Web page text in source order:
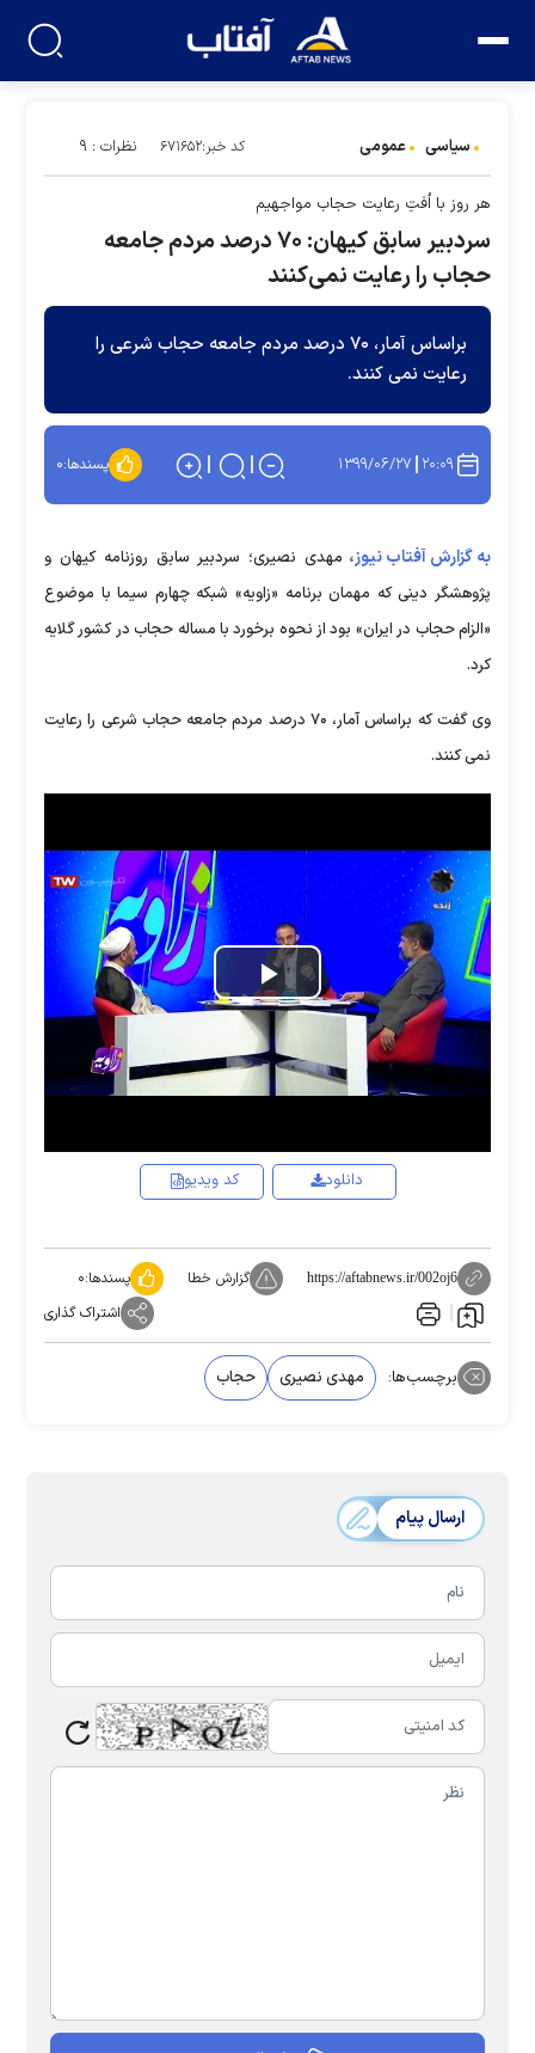
سیاسی عمومی کد خبر:۶۷۱۶۵۲ نظرات : ۹
هر روز با اُفتِ رعایت حجاب مواجهیم
سردبیر سابق کیهان: ۷۰ درصد مردم جامعه
حجاب را رعایت نمی‌کنند
براساس آمار، ۷۰ درصد مردم جامعه حجاب شرعی را
رعایت نمی کنند.
۲۰:۰۹ ۱۳۹۹/۰۶/۲۷ پسندها:۰
به گزارش آفتاب نیوز، مهدی نصیری؛ سردبیر سابق روزنامه کیهان و
پژوهشگر دینی که مهمان برنامه «زاویه» شبکه چهارم سیما با موضوع
«الزام حجاب در ایران» بود از نحوه برخورد با مساله حجاب در کشور گلایه
کرد.
وی گفت که براساس آمار، ۷۰ درصد مردم جامعه حجاب شرعی را رعایت
نمی کنند.
Play
Video
کد ویدیو دانلود
https://aftabnews.ir/002oj6 گزارش خطا پسندها:۰
اشتراک گذاری
برچسب‌ها: مهدی نصیری حجاب
ارسال پیام